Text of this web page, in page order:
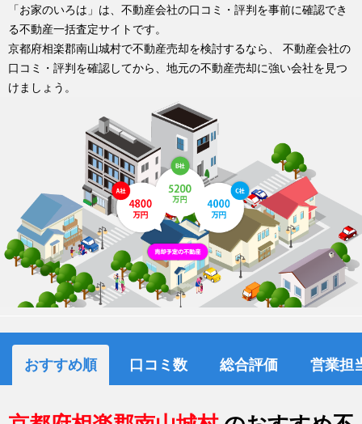
「お家のいろは」は、不動産会社の口コミ・評判を事前に確認でき
る不動産一括査定サイトです。
京都府相楽郡南山城村で不動産売却を検討するなら、 不動産会社の
口コミ・評判を確認してから、地元の不動産売却に強い会社を見つ
けましょう。
おすすめ順 口コミ数 総合評価 営業担